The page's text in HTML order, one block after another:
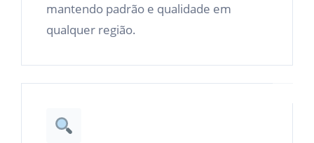
mantendo padrão e qualidade em
qualquer região.